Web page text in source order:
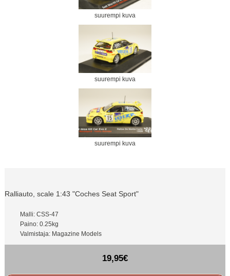
suurempi kuva
suurempi kuva
suurempi kuva
Ralliauto, scale 1:43 "Coches Seat Sport"
Malli: CSS-47
Paino: 0.25kg
Valmistaja: Magazine Models
19,95€